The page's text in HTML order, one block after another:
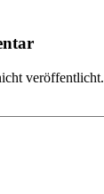
veröffentlicht.